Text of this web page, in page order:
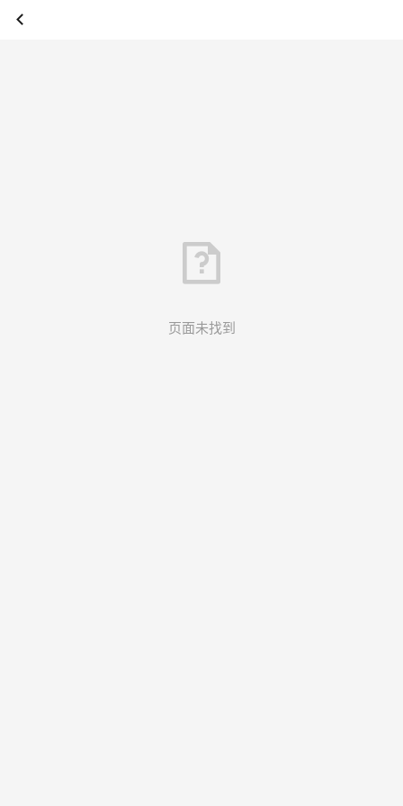
页面未找到